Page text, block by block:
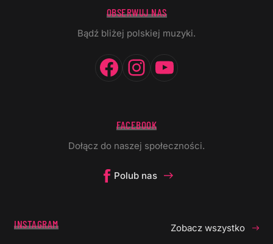
OBSERWUJ NAS
Bądź bliżej polskiej muzyki.
Facebook
Instagram
FACEBOOK
Dołącz do naszej społeczności.
Polub nas
INSTAGRAM Zobacz wszystko